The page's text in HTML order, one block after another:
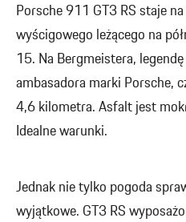
Porsche 911 GT3 RS staje
wyścigowego leżącego na
15. Na Bergmeistera,
ambasadora marki Porsche,
4,6 kilometra. Asfalt jest
Idealne warunki.
Jednak nie tylko pogoda
wyjątkowe. GT3 RS